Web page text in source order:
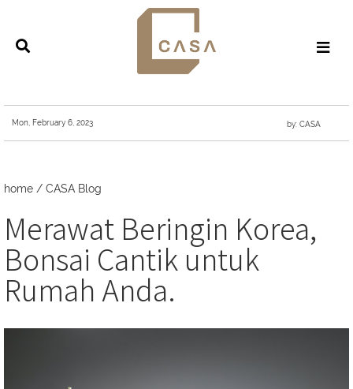
Mon, February 6, 2023 by: CASA
home / CASA Blog
Merawat Beringin Korea,
Bonsai Cantik untuk
Rumah Anda.